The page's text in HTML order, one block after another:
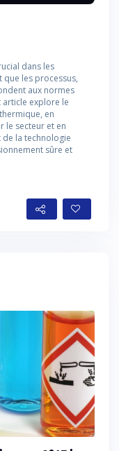
dans les
les processus,
aux normes
article explore le
en
le secteur et en
la technologie
sûre et